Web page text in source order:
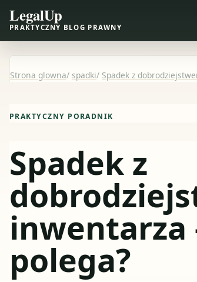
LegalUp
PRAKTYCZNY BLOG PRAWNY
Strona glowna/ spadki/ Spadek z
PRAKTYCZNY PORADNIK
Spadek z
inwentarza
polega?